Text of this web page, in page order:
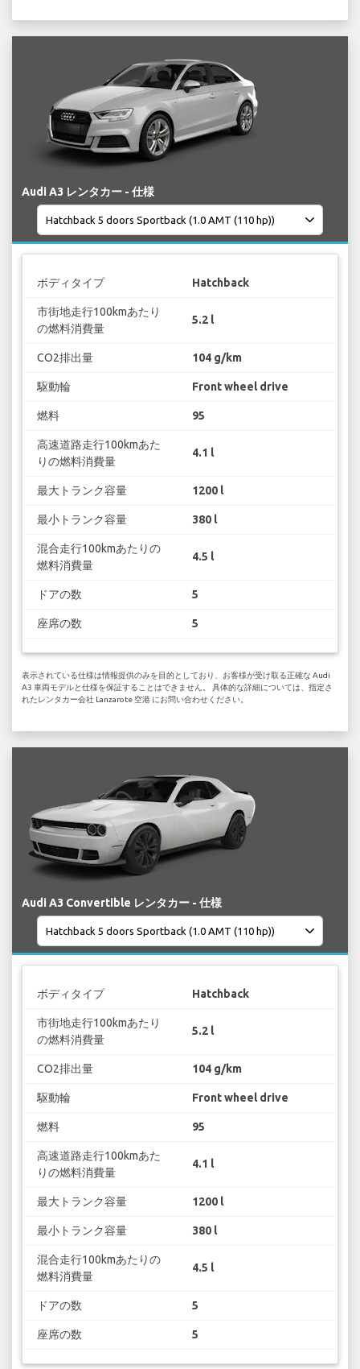
Audi A3 レンタカー - 仕様
ボディタイプ Hatchback
市街地走行100kmあたり
の燃料消費量
5.2 l
CO2排出量 104 g/km
駆動輪 Front wheel drive
燃料 95
高速道路走行100kmあた
りの燃料消費量
4.1 l
最大トランク容量 1200 l
最小トランク容量 380 l
混合走行100kmあたりの
燃料消費量
4.5 l
ドアの数 5
座席の数 5
表示されている仕様は情報提供のみを目的としており、お客様が受け取る正確な Audi
A3 車両モデルと仕様を保証することはできません。 具体的な詳細については、指定さ
れたレンタカー会社 Lanzarote 空港 にお問い合わせください。
Audi A3 Convertible レンタカー - 仕様
ボディタイプ Hatchback
市街地走行100kmあたり
の燃料消費量
5.2 l
CO2排出量 104 g/km
駆動輪 Front wheel drive
燃料 95
高速道路走行100kmあた
りの燃料消費量
4.1 l
最大トランク容量 1200 l
最小トランク容量 380 l
混合走行100kmあたりの
燃料消費量
4.5 l
ドアの数 5
座席の数 5